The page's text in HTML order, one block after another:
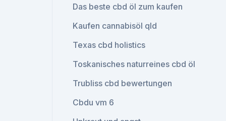
Das beste cbd öl zum kaufen
Kaufen cannabisöl qld
Texas cbd holistics
Toskanisches naturreines cbd öl
Trubliss cbd bewertungen
Cbdu vm 6